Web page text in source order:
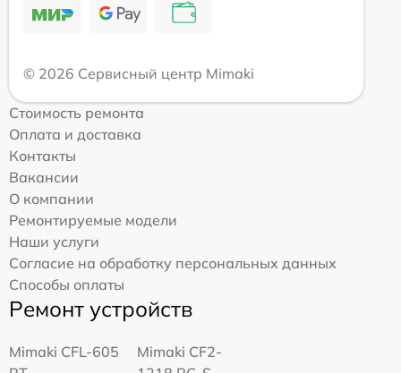
© 2026 Сервисный центр Mimaki
Стоимость ремонта
Оплата и доставка
Контакты
Вакансии
О компании
Ремонтируемые модели
Наши услуги
Согласие на обработку персональных данных
Способы оплаты
Ремонт устройств
Mimaki CFL-605
Mimaki CF2-